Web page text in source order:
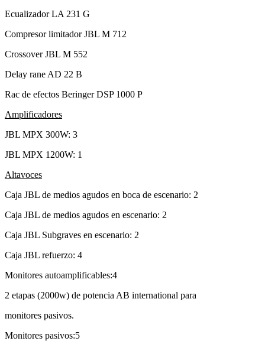
Ecualizador LA 231 G
Compresor limitador JBL M 712
Crossover JBL M 552
Delay rane AD 22 B
Rac de efectos Beringer DSP 1000 P
Amplificadores
JBL MPX 300W: 3
JBL MPX 1200W: 1
Altavoces
Caja JBL de medios agudos en boca de escenario: 2
Caja JBL de medios agudos en escenario: 2
Caja JBL Subgraves en escenario: 2
Caja JBL refuerzo: 4
Monitores autoamplificables:4
2 etapas (2000w) de potencia AB international para
monitores pasivos.
Monitores pasivos:5